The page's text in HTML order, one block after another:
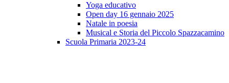
Yoga educativo
Open day 16 gennaio 2025
Natale in poesia
Musical e Storia del Piccolo Spazzacamino
Scuola Primaria 2023-24